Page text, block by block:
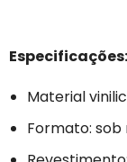
Especificações:
Material
Formato: sob